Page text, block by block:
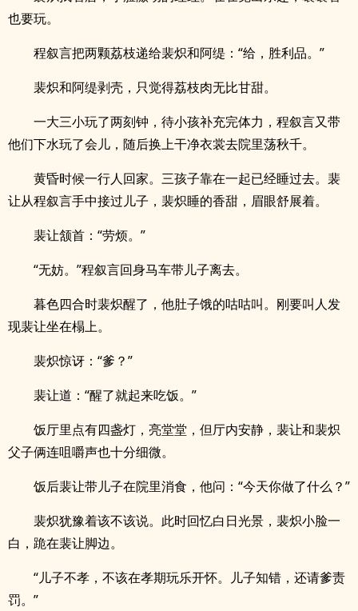
也要玩。
程叙言把两颗荔枝递给裴炽和阿缇：“给，胜利品。”
裴炽和阿缇剥壳，只觉得荔枝肉无比甘甜。
一大三小玩了两刻钟，待小孩补充完体力，程叙言又带
他们下水玩了会儿，随后换上干净衣裳去院里荡秋千。
黄昏时候一行人回家。三孩子靠在一起已经睡过去。裴
让从程叙言手中接过儿子，裴炽睡的香甜，眉眼舒展着。
裴让颔首：“劳烦。”
“无妨。”程叙言回身马车带儿子离去。
暮色四合时裴炽醒了，他肚子饿的咕咕叫。刚要叫人发
现裴让坐在榻上。
裴炽惊讶：“爹？”
裴让道：“醒了就起来吃饭。”
饭厅里点有四盏灯，亮堂堂，但厅内安静，裴让和裴炽
父子俩连咀嚼声也十分细微。
饭后裴让带儿子在院里消食，他问：“今天你做了什么？”
裴炽犹豫着该不该说。此时回忆白日光景，裴炽小脸一
白，跪在裴让脚边。
“儿子不孝，不该在孝期玩乐开怀。儿子知错，还请爹责
罚。”